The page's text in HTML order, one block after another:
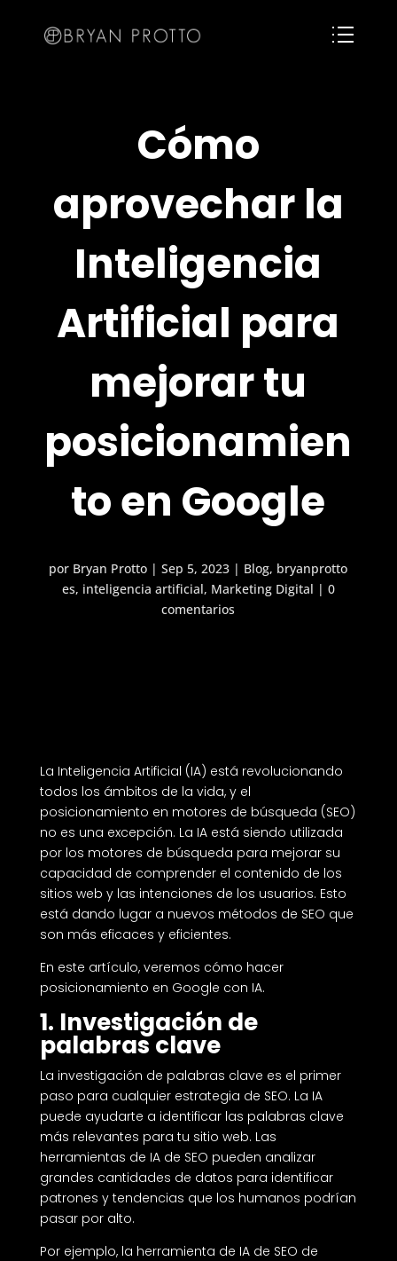
Cómo
aprovechar la
Inteligencia
Artificial para
mejorar tu
posicionamien
to en Google
por Bryan Protto |Sep 5, 2023 | Blog, bryanprotto
es, inteligencia artificial, Marketing Digital | 0
comentarios
La Inteligencia Artificial (IA) está revolucionando
todos los ámbitos de la vida, y el
posicionamiento en motores de búsqueda (SEO)
no es una excepción. La IA está siendo utilizada
por los motores de búsqueda para mejorar su
capacidad de comprender el contenido de los
sitios web y las intenciones de los usuarios. Esto
está dando lugar a nuevos métodos de SEO que
son más eficaces y eficientes.
En este artículo, veremos cómo hacer
posicionamiento en Google con IA.
1. Investigación de
palabras clave
La investigación de palabras clave es el primer
paso para cualquier estrategia de SEO. La IA
puede ayudarte a identificar las palabras clave
más relevantes para tu sitio web. Las
herramientas de IA de SEO pueden analizar
grandes cantidades de datos para identificar
patrones y tendencias que los humanos podrían
pasar por alto.
Por ejemplo, la herramienta de IA de SEO de